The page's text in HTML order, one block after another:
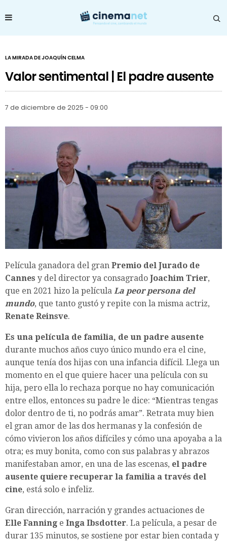
LA MIRADA DE JOAQUÍN CELMA
Valor sentimental | El padre ausente
7 de diciembre de 2025 - 09:00
Película ganadora del gran Premio del Jurado de
Cannes y del director ya consagrado Joachim Trier,
que en 2021 hizo la película La peor persona del
mundo, que tanto gustó y repite con la misma actriz,
Renate Reinsve.
Es una película de familia, de un padre ausente
durante muchos años cuyo único mundo era el cine,
aunque tenía dos hijas con una infancia difícil. Llega un
momento en el que quiere hacer una película con su
hija, pero ella lo rechaza porque no hay comunicación
entre ellos, entonces su padre le dice: “Mientras tengas
dolor dentro de ti, no podrás amar”. Retrata muy bien
el gran amor de las dos hermanas y la confesión de
cómo vivieron los años difíciles y cómo una apoyaba a la
otra; es muy bonita, como con sus palabras y abrazos
manifestaban amor, en una de las escenas, el padre
ausente quiere recuperar la familia a través del
cine, está solo e infeliz.
Gran dirección, narración y grandes actuaciones de
Elle Fanning e Inga Ibsdotter. La película, a pesar de
durar 135 minutos, se sostiene por estar bien contada y